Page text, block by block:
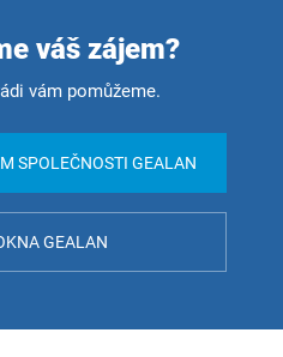
váš zájem?
vám pomůžeme.
SPOLEČNOSTI GEALAN
GEALAN